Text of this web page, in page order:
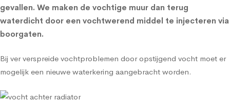
gevallen. We maken de vochtige muur dan terug
waterdicht door een vochtwerend middel te injecteren via
boorgaten.
Bij ver verspreide vochtproblemen door opstijgend vocht moet er
mogelijk een nieuwe waterkering aangebracht worden.